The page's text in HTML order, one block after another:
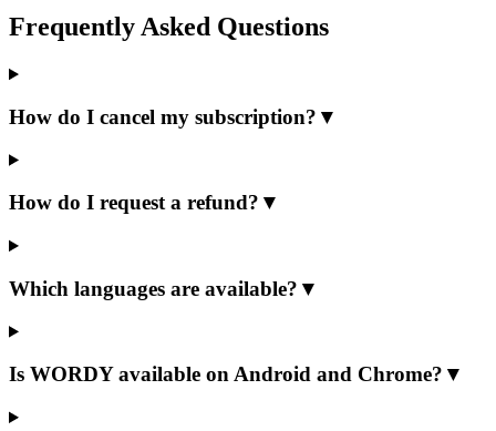
Frequently Asked Questions
How do I cancel my subscription? ▼
How do I request a refund? ▼
Which languages are available? ▼
Is WORDY available on Android and Chrome? ▼